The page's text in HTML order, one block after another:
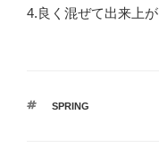
4.良く混ぜて出来上が
タ
SPRING